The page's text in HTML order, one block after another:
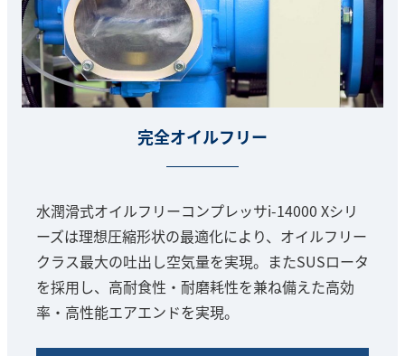
完全オイルフリー
水潤滑式オイルフリーコンプレッサi-14000 Xシリ
ーズは理想圧縮形状の最適化により、オイルフリー
クラス最大の吐出し空気量を実現。またSUSロータ
を採用し、高耐食性・耐磨耗性を兼ね備えた高効
率・高性能エアエンドを実現。